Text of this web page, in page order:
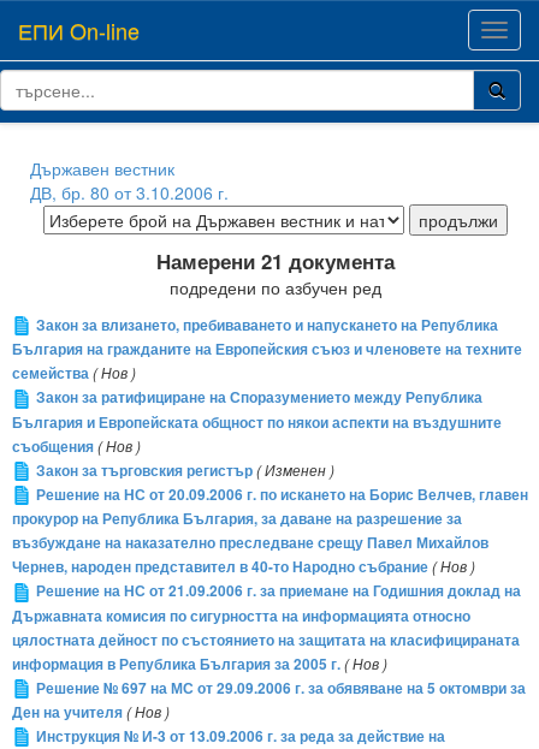
ЕПИ On-line
Държавен вестник
ДВ, бр. 80 от 3.10.2006 г.
Намерени 21 документа
подредени по азбучен ред
Закон за влизането, пребиваването и напускането на Република
България на гражданите на Европейския съюз и членовете на техните
семейства( Нов )
Закон за ратифициране на Споразумението между Република
България и Европейската общност по някои аспекти на въздушните
съобщения( Нов )
Закон за търговския регистър( Изменен )
Решение на НС от 20.09.2006 г. по искането на Борис Велчев, главен
прокурор на Република България, за даване на разрешение за
възбуждане на наказателно преследване срещу Павел Михайлов
Чернев, народен представител в 40-то Народно събрание( Нов )
Решение на НС от 21.09.2006 г. за приемане на Годишния доклад на
Държавната комисия по сигурността на информацията относно
цялостната дейност по състоянието на защитата на класифицираната
информация в Република България за 2005 г.( Нов )
Решение № 697 на МС от 29.09.2006 г. за обявяване на 5 октомври за
Ден на учителя( Нов )
Инструкция № И-3 от 13.09.2006 г. за реда за действие на